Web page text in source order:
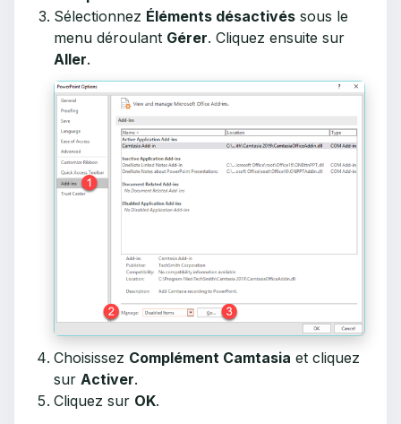
Sélectionnez Éléments désactivés sous le
menu déroulant Gérer. Cliquez ensuite sur
Aller.
Choisissez Complément Camtasia et cliquez
sur Activer.
Cliquez sur OK.